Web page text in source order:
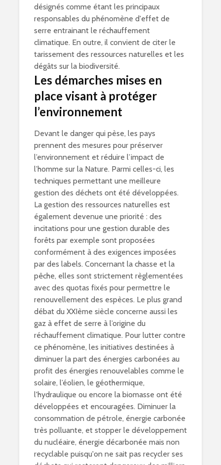
désignés comme étant les principaux
responsables du phénomène d'effet de
serre entrainant le réchauffement
climatique. En outre, il convient de citer le
tarissement des ressources naturelles et les
dégâts sur la biodiversité.
Les démarches mises en
place visant à protéger
l’environnement
Devant le danger qui pèse, les pays
prennent des mesures pour préserver
l’environnement et réduire l’impact de
l’homme sur la Nature. Parmi celles-ci, les
techniques permettant une meilleure
gestion des déchets ont été développées.
La gestion des ressources naturelles est
également devenue une priorité : des
incitations pour une gestion durable des
forêts par exemple sont proposées
conformément à des exigences imposées
par des labels. Concernant la chasse et la
pêche, elles sont strictement règlementées
avec des quotas fixés pour permettre le
renouvellement des espèces. Le plus grand
débat du XXIème siècle concerne aussi les
gaz à effet de serre à l’origine du
réchauffement climatique. Pour lutter contre
ce phénomène, les initiatives destinées à
diminuer la part des énergies carbonées au
profit des énergies renouvelables comme le
solaire, l’éolien, le géothermique,
l'hydraulique ou encore la biomasse ont été
développées et encouragées. Diminuer la
consommation de pétrole, énergie carbonée
très polluante, et stopper le développement
du nucléaire, énergie décarbonée mais non
recyclable puisqu'on ne sait pas recycler ses